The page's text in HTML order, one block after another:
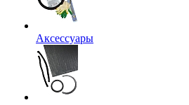
Аксессуары